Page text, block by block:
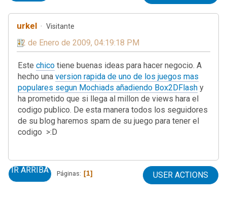
urkel Visitante
12 de Enero de 2009, 04:19:18 PM
Este chico tiene buenas ideas para hacer negocio. A
hecho una version rapida de uno de los juegos mas
populares segun Mochiads añadiendo Box2DFlash y
ha prometido que si llega al millon de views hara el
codigo publico. De esta manera todos los seguidores
de su blog haremos spam de su juego para tener el
codigo >:D
IR ARRIBA Páginas 1 USER ACTIONS